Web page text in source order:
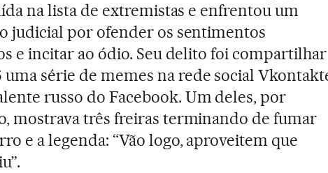
na lista de extremistas e enfrentou um
judicial por ofender os sentimentos
e incitar ao ódio. Seu delito foi compartilhar
uma série de memes na rede social
russo do Facebook. Um deles, por
mostrava três freiras terminando de fumar
e a legenda: “Vão logo, aproveitem que